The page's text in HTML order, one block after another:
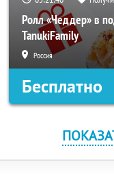
Ролл «Чеддер» в
TanukiFamily
Россия
Бесплатно